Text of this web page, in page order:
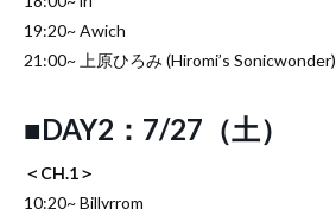
19:20~ Awich
21:00~ 上原ひろみ (Hiromi’s Sonicwonder)
■DAY2：7/27（土）
＜CH.1＞
10:20~ Billyrrom